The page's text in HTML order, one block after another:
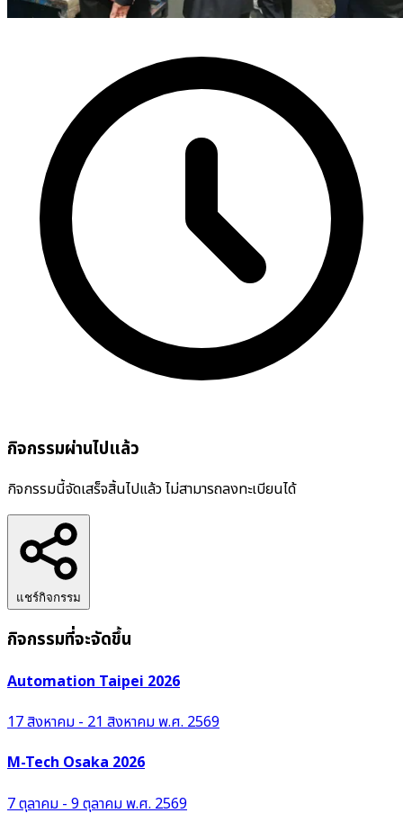
กิจกรรมผ่านไปแล้ว
กิจกรรมนี้จัดเสร็จสิ้นไปแล้ว ไม่สามารถลงทะเบียนได้
แชร์กิจกรรม
กิจกรรมที่จะจัดขึ้น
Automation Taipei 2026
17 สิงหาคม - 21 สิงหาคม พ.ศ. 2569
M-Tech Osaka 2026
7 ตุลาคม - 9 ตุลาคม พ.ศ. 2569